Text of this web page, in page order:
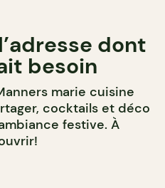
dont
besoin
marie cuisine
cocktails et déco
festive. À